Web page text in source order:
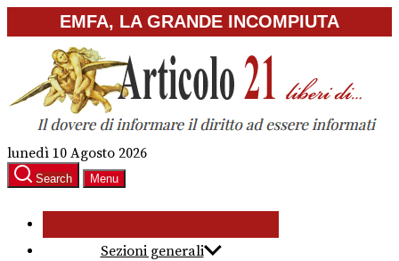
to
content
EMFA, LA GRANDE INCOMPIUTA
lunedì 10 Agosto 2026
Search Menu
Sezioni generali